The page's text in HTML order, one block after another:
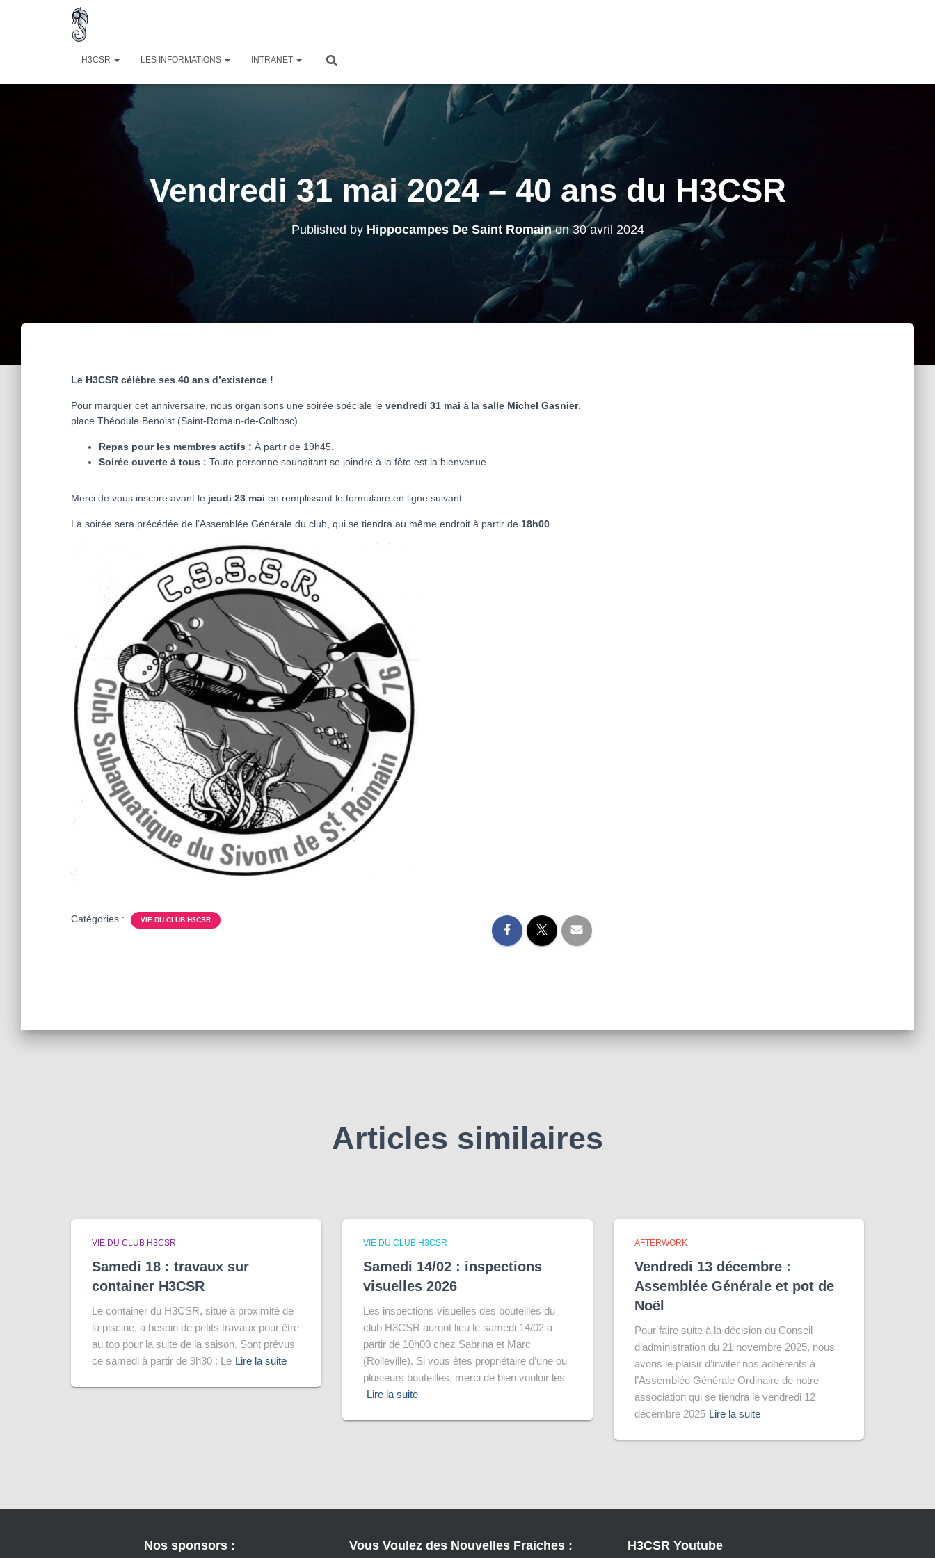
H3CSR LES INFORMATIONS INTRANET
Vendredi 31 mai 2024 – 40 ans du H3CSR
Published by Hippocampes De Saint Romainon30 avril 2024
Le H3CSR célèbre ses 40 ans d’existence !
Pour marquer cet anniversaire, nous organisons une soirée spéciale le vendredi 31 mai à la salle Michel Gasnier,
place Théodule Benoist (Saint-Romain-de-Colbosc).
Repas pour les membres actifs : À partir de 19h45.
Soirée ouverte à tous : Toute personne souhaitant se joindre à la fête est la bienvenue.
Merci de vous inscrire avant le jeudi 23 mai en remplissant le formulaire en ligne suivant.
La soirée sera précédée de l’Assemblée Générale du club, qui se tiendra au même endroit à partir de 18h00
Catégories : VIE DU CLUB H3CSR
Articles similaires
VIE DU CLUB H3CSR
Samedi 18 : travaux sur
container H3CSR
Le container du H3CSR, situé à proximité de
la piscine, a besoin de petits travaux pour être
au top pour la suite de la saison. Sont prévus
ce samedi à partir de 9h30 : Le Lire la suite
VIE DU CLUB H3CSR
Samedi 14/02 : inspections
visuelles 2026
Les inspections visuelles des bouteilles du
club H3CSR auront lieu le samedi 14/02 à
partir de 10h00 chez Sabrina et Marc
(Rolleville). Si vous êtes propriétaire d’une ou
plusieurs bouteilles, merci de bien vouloir les
Lire la suite
AFTERWORK
Vendredi 13 décembre :
Assemblée Générale et pot de
Noël
Pour faire suite à la décision du Conseil
d’administration du 21 novembre 2025, nous
avons le plaisir d’inviter nos adhérents à
l’Assemblée Générale Ordinaire de notre
association qui se tiendra le vendredi 12
décembre 2025 Lire la suite
Nos sponsors : Vous Voulez des Nouvelles Fraiches : H3CSR Youtube